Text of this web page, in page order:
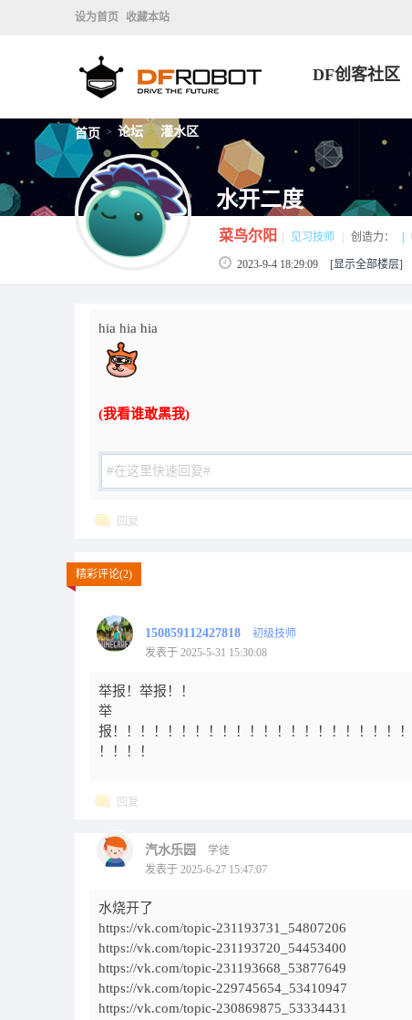
设为首页 收藏本站
DF创客社区
首页 > 论坛 > 灌水区
水开二度
菜鸟尔阳 见习技师 创造力：
2023-9-4 18:29:09 [显示全部楼层]
hia hia hia
(我看谁敢黑我)
回复
精彩评论(2)
150859112427818
初级技师
发表于 2025-5-31 15:30:08
举报！举报！！
举
报！！！！！！！！！！！！！！！！！！！！！
！！！！
回复
汽水乐园
学徒
发表于 2025-6-27 15:47:07
水烧开了
https://vk.com/topic-231193731_54807206
https://vk.com/topic-231193720_54453400
https://vk.com/topic-231193668_53877649
https://vk.com/topic-229745654_53410947
https://vk.com/topic-230869875_53334431